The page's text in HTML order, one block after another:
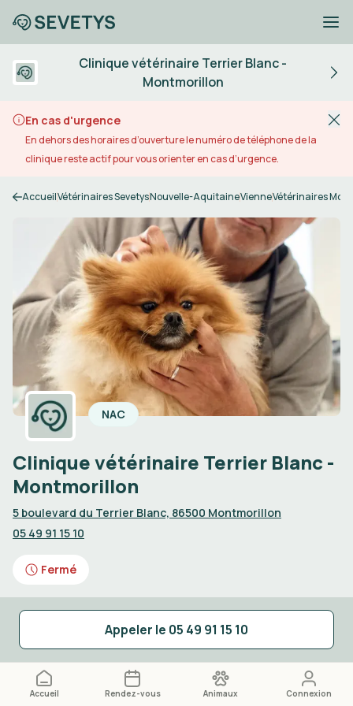
Accueil Rendez-vous Animaux Connexion
Clinique vétérinaire Terrier Blanc -
Montmorillon
En cas d'urgence
En dehors des horaires d’ouverture le numéro de téléphone de la
clinique reste actif pour vous orienter en cas d’urgence.
AccueilVétérinaires SevetysNouvelle-AquitaineVienneVétérinaires
NAC
Clinique vétérinaire Terrier Blanc -
Montmorillon
5 boulevard du Terrier Blanc, 86500 Montmorillon
05 49 91 15 10
Fermé
Urgences vétérinaires de jour
Appelez le05 49 91 15 10
Appeler le 05 49 91 15 10